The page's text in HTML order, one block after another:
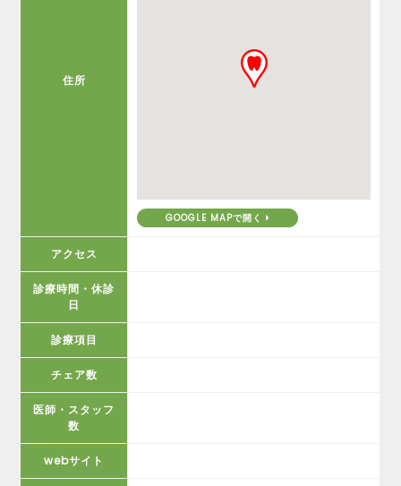
住所
GOOGLE MAPで開く
アクセス
診療時間・休診
日
診療項目
チェア数
医師・スタッフ
数
webサイト